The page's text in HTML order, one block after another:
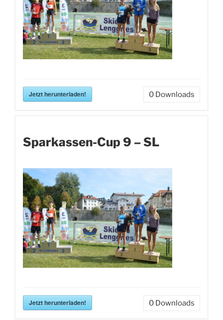
Jetzt herunterladen! 0 Downloads
Sparkassen-Cup 9 – SL
Jetzt herunterladen! 0 Downloads